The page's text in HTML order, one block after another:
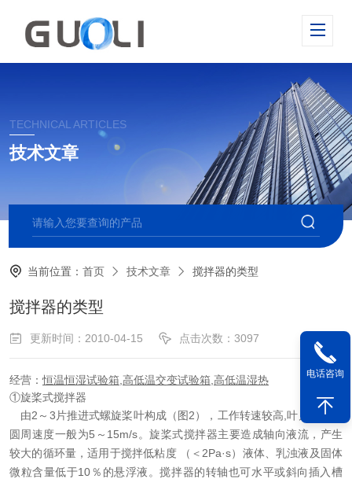
TECHNICAL ARTICLES
技术文章
当前位置：首页 技术文章 搅拌器的类型
搅拌器的类型
更新时间：2010-04-15 点击次数：3097
经营：恒温恒湿试验箱 高低温交变试验箱 高低温湿热
①旋桨式搅拌器
由2～3片推进式螺旋桨叶构成（图2），工作转速较高,叶片外缘的
圆周速度一般为5～15m/s。旋桨式搅拌器主要造成轴向液流，产生
较大的循环量，适用于搅拌低粘度 （＜2Pa·s）液体、乳浊液及固体
微粒含量低于10％的悬浮液。搅拌器的转轴也可水平或斜向插入槽
电话咨询